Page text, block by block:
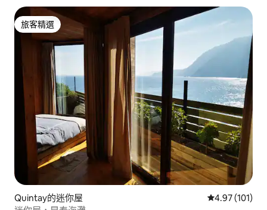
旅客精選
旅客精選
Quintay的迷你屋 從 101 則評價
4.97 (101)